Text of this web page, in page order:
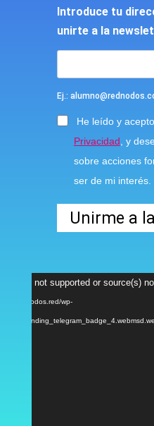
Introduce tu
unirte a la
Ej.:
He leído y
Privacidad , y
sobre acciones
ser de mi interés.
Unirme a
Reproductor
de
vídeo
not supported or source(s)
https://nodos.red/wp-
04/